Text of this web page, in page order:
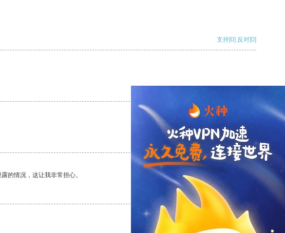
支持[0] 反对[0]
支持 [0] 反对 [0]
的情况，这让我非常担心。
支持